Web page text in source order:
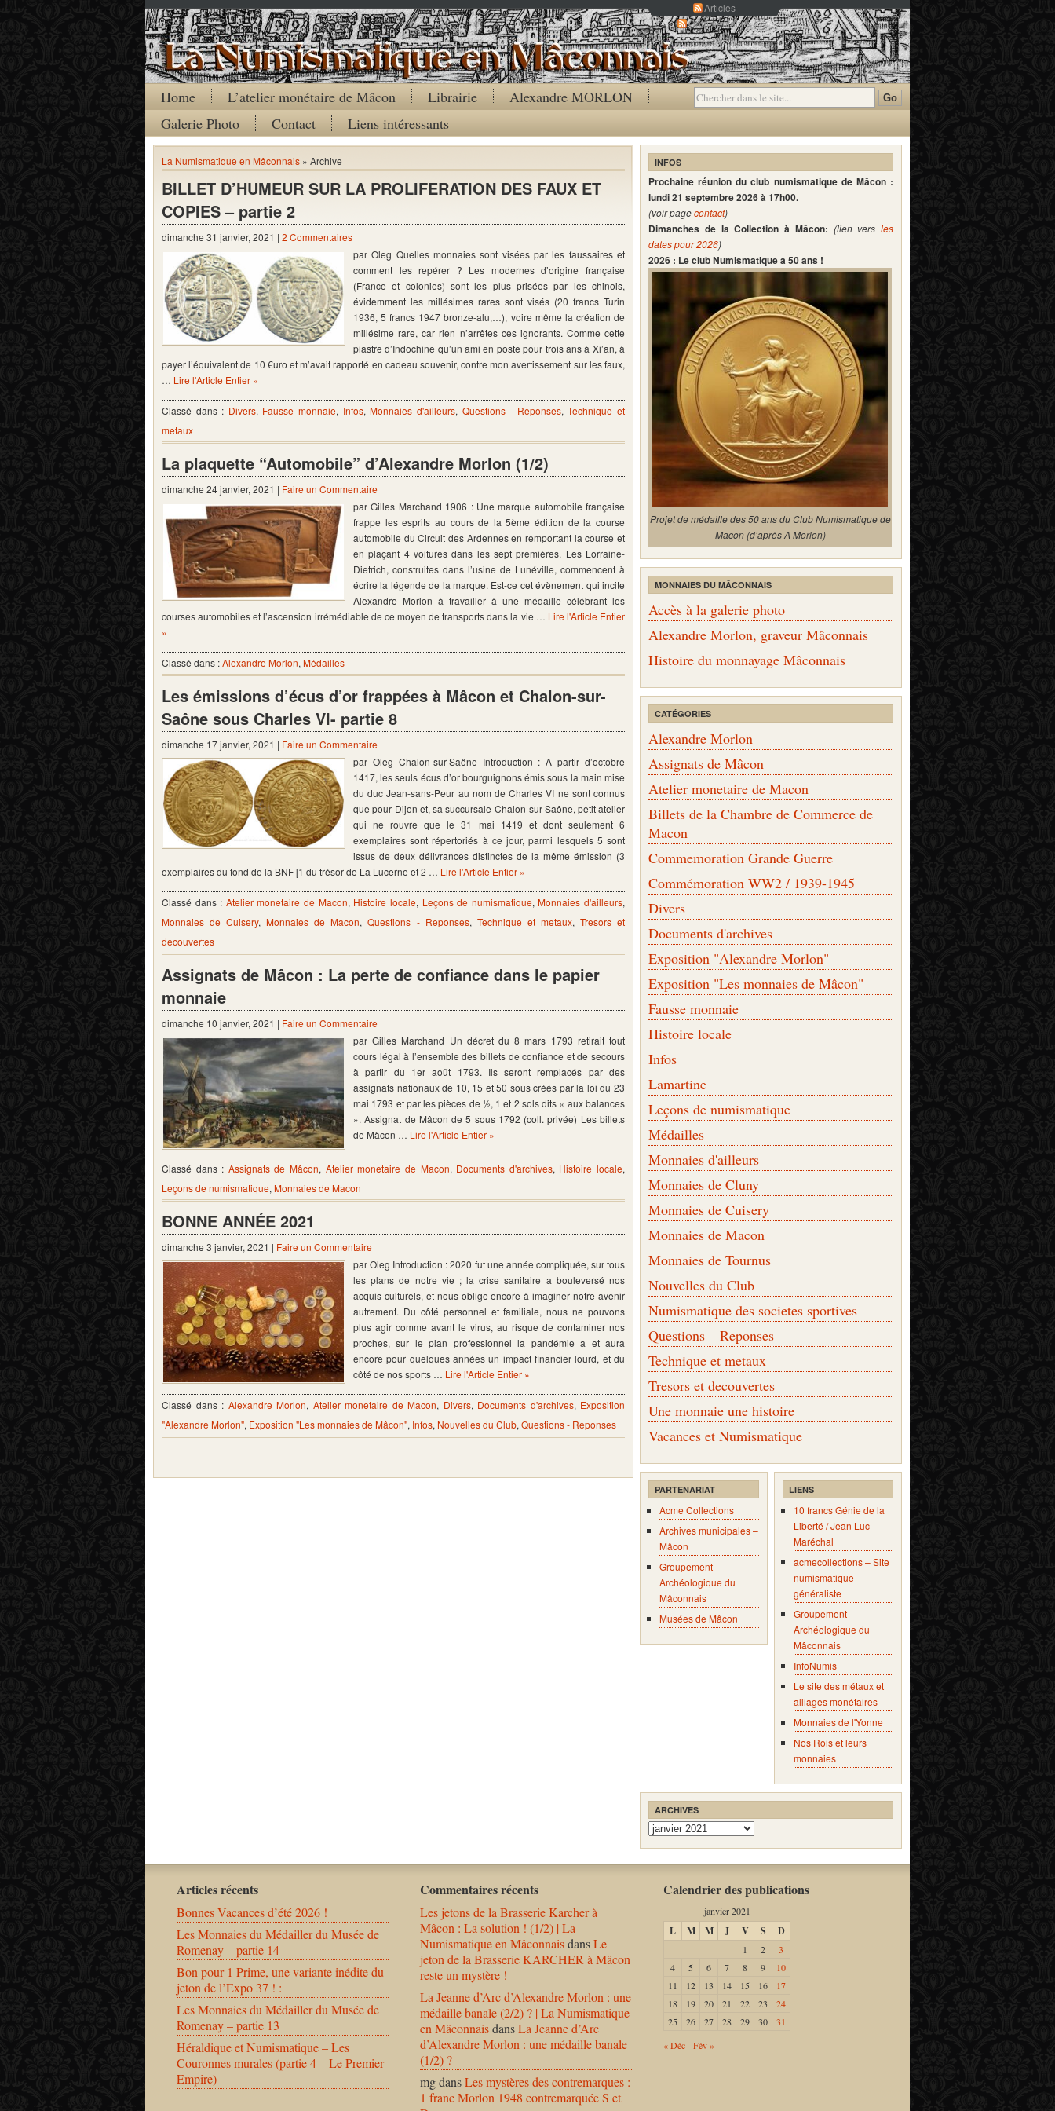
Articles
Commentaires
Home L’atelier monétaire de Mâcon Librairie
Alexandre MORLON
Galerie Photo
Contact Liens intéressants
La Numismatique en Mâconnais » Archive
BILLET D’HUMEUR SUR LA PROLIFERATION DES FAUX ET
COPIES – partie 2
dimanche 31 janvier, 2021 | 2 Commentaires
par Oleg Quelles monnaies sont visées par les faussaires et
comment les repérer ? Les modernes d’origine française
(France et colonies) sont les plus prisées par les chinois,
évidemment les millésimes rares sont visés (20 francs Turin
1936, 5 francs 1947 bronze-alu,…), voire même la création de
millésime rare, car rien n’arrêtes ces ignorants. Comme cette
piastre d’Indochine qu’un ami en poste pour trois ans à Xi’an, à
payer l’équivalent de 10 €uro et m’avait rapporté en cadeau souvenir, contre mon avertissement sur les faux,
… Lire l'Article Entier »
Classé dans : Divers, Fausse monnaie, Infos,Monnaies d'ailleurs, Questions - Reponses,Technique et
metaux
La plaquette “Automobile” d’Alexandre Morlon (1/2)
dimanche 24 janvier, 2021 | Faire un Commentaire
par Gilles Marchand 1906 : Une marque automobile française
frappe les esprits au cours de la 5ème édition de la course
automobile du Circuit des Ardennes en remportant la course et
en plaçant 4 voitures dans les sept premières. Les Lorraine-
Dietrich, construites dans l’usine de Lunéville, commencent à
écrire la légende de la marque. Est-ce cet évènement qui incite
Alexandre Morlon à travailler à une médaille célébrant les
courses automobiles et l’ascension irrémédiable de ce moyen de transports dans la vie … Lire l'Article Entier
»
Classé dans :Alexandre Morlon, Médailles
Les émissions d’écus d’or frappées à Mâcon et Chalon-sur-
Saône sous Charles VI- partie 8
dimanche 17 janvier, 2021 | Faire un Commentaire
par Oleg Chalon-sur-Saône Introduction : A partir d’octobre
1417, les seuls écus d’or bourguignons émis sous la main mise
du duc Jean-sans-Peur au nom de Charles VI ne sont connus
que pour Dijon et, sa succursale Chalon-sur-Saône, petit atelier
qui ne rouvre que le 31 mai 1419 et dont seulement 6
exemplaires sont répertoriés à ce jour, parmi lesquels 5 sont
issus de deux délivrances distinctes de la même émission (3
exemplaires du fond de la BNF [1 du trésor de La Lucerne et 2 … Lire l'Article Entier »
Classé dans : Atelier monetaire de Macon, Histoire locale, Leçons de numismatique,Monnaies d'ailleurs,
Monnaies de Cuisery,Monnaies de Macon,Questions - Reponses, Technique et metaux, Tresors et
decouvertes
Assignats de Mâcon : La perte de confiance dans le papier
monnaie
dimanche 10 janvier, 2021 | Faire un Commentaire
par Gilles Marchand Un décret du 8 mars 1793 retirait tout
cours légal à l’ensemble des billets de confiance et de secours
à partir du 1er août 1793. Ils seront remplacés par des
assignats nationaux de 10, 15 et 50 sous créés par la loi du 23
mai 1793 et par les pièces de ½, 1 et 2 sols dits « aux balances
». Assignat de Mâcon de 5 sous 1792 (coll. privée) Les billets
de Mâcon … Lire l'Article Entier »
Classé dans : Assignats de Mâcon, Atelier monetaire de Macon, Documents d'archives, Histoire locale,
Leçons de numismatique, Monnaies de Macon
BONNE ANNÉE 2021
dimanche 3 janvier, 2021 | Faire un Commentaire
par Oleg Introduction : 2020 fut une année compliquée, sur tous
les plans de notre vie ; la crise sanitaire a bouleversé nos
acquis culturels, et nous oblige encore à imaginer notre avenir
autrement. Du côté personnel et familiale, nous ne pouvons
plus agir comme avant le virus, au risque de contaminer nos
proches, sur le plan professionnel la pandémie a et aura
encore pour quelques années un impact financier lourd, et du
côté de nos sports … Lire l'Article Entier »
Classé dans : Alexandre Morlon, Atelier monetaire de Macon, Divers, Documents d'archives, Exposition
"Alexandre Morlon", Exposition "Les monnaies de Mâcon", Infos, Nouvelles du Club, Questions - Reponses
INFOS
Prochaine réunion du club numismatique de Mâcon :
lundi 21 septembre 2026 à 17h00.
(voir pagecontact)
Dimanches de la Collection à Mâcon: (lien vers les
dates pour 2026)
2026 : Le club Numismatique a 50 ans !
Projet de médaille des 50 ans du Club Numismatique de
Macon (d’après A Morlon)
MONNAIES DU MÂCONNAIS
Accès à la galerie photo
Alexandre Morlon, graveur Mâconnais
Histoire du monnayage Mâconnais
CATÉGORIES
Alexandre Morlon
Assignats de Mâcon
Atelier monetaire de Macon
Billets de la Chambre de Commerce de
Macon
Commemoration Grande Guerre
Commémoration WW2 / 1939-1945
Divers
Documents d'archives
Exposition "Alexandre Morlon"
Exposition "Les monnaies de Mâcon"
Fausse monnaie
Histoire locale
Infos
Lamartine
Leçons de numismatique
Médailles
Monnaies d'ailleurs
Monnaies de Cluny
Monnaies de Cuisery
Monnaies de Macon
Monnaies de Tournus
Nouvelles du Club
Numismatique des societes sportives
Questions – Reponses
Technique et metaux
Tresors et decouvertes
Une monnaie une histoire
Vacances et Numismatique
PARTENARIAT
Acme Collections
Archives municipales –
Mâcon
Groupement
Archéologique du
Mâconnais
Musées de Mâcon
LIENS
10 francs Génie de la
Liberté / Jean Luc
Maréchal
acmecollections – Site
numismatique
généraliste
Groupement
Archéologique du
Mâconnais
InfoNumis
Le site des métaux et
alliages monétaires
Monnaies de l'Yonne
Nos Rois et leurs
monnaies
ARCHIVES
Archives
Articles récents
Bonnes Vacances d’été 2026 !
Les Monnaies du Médailler du Musée de
Romenay – partie 14
Bon pour 1 Prime, une variante inédite du
jeton de l’Expo 37 ! :
Les Monnaies du Médailler du Musée de
Romenay – partie 13
Héraldique et Numismatique – Les
Couronnes murales (partie 4 – Le Premier
Empire)
Commentaires récents
Les jetons de la Brasserie Karcher à
Mâcon : La solution ! (1/2) | La
Numismatique en MâconnaisdansLe
jeton de la Brasserie KARCHER à Mâcon
reste un mystère !
La Jeanne d’Arc d’Alexandre Morlon : une
médaille banale (2/2) ? | La Numismatique
en MâconnaisdansLa Jeanne d’Arc
d’Alexandre Morlon : une médaille banale
(1/2) ?
mgdansLes mystères des contremarques :
1 franc Morlon 1948 contremarquée S et
Calendrier des publications
janvier 2021
L M M J V S D
1 2
3
4
5 6 7 8 9
10
11
12 13 14 15 16
17
18
19 20 21 22 23
24
25
26 27 28 29 30
31
« Déc
Fév »